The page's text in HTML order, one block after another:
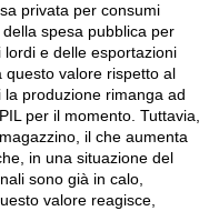
privata per consumi
spesa pubblica per
e delle esportazioni
questo valore rispetto al
produzione rimanga ad
per il momento. Tuttavia,
il che aumenta
in una situazione del
sono già in calo,
valore reagisce,